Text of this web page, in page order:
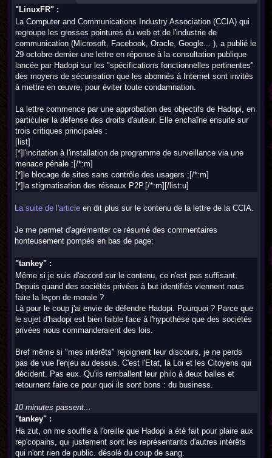
"LinuxFR" :
La Computer and Communications Industry Association (CCIA) qui
regroupe les grosses pointures du web et de l'industrie de
communication (Microsoft, Facebook, Oracle, Google... ), a publié le
29 octobre dernier une lettre en réponse à la consultation publique
lancée par Hadopi sur les "spécifications fonctionnelles pertinentes"
des moyens de sécurisation que les abonnés à Internet sont invités
à mettre en œuvre, pour éviter toute condamnation.
La lettre commence par une approbation des objectifs de Hadopi, en
particulier la défense des droits d'auteur. Elle enchaîne ensuite sur
trois critiques principales :
[list]
[*]l'incitation à l'installation de programme de surveillance via une
menace pénale ;[/*:m]
[*]le blocage de sites sans contrôle des usagers ;[/*:m]
[*]la stigmatisation des réseaux P2P.[/*:m][/list:u]
La suite de l'article en dit plus sur le contenu de la lettre de la CCIA.
Je me permet d'agrémenter ce résumé des commentaires
honteusement pompés en bas de page:
"tankey" :
Même si je suis d'accord sur le contenu, ce n'est pas suffisant.
Depuis quand des sociétés privées à but identifiés viennent nous
faire la leçon de morale ?
Là pour le coup j'ai envie de défendre Hadopi. Pourquoi ? Parce que
le sujet d'hadopi est bien faible face à l'hypothèse que des sociétés
privées nous commanderaient des lois.
Bref même si "mes intérêts" rejoignent leur discours, je ne perds
pas de vue l'enjeu au dessus. C'est l'Etat, la Loi et les Citoyens qui
décident. Pas eux. Qu'ils remballent leur philo à deux balles et
retournent faire ce pour quoi ils sont bons : du business.
10 minutes passent...
"tankey" :
Ha zut, on me souffle à l'oreille que Hadopi a été fait pour plaire aux
rep'copains, qui justement sont les représentants d'autres intérêts
qui n'ont rien de public. désolé du coup de sang.